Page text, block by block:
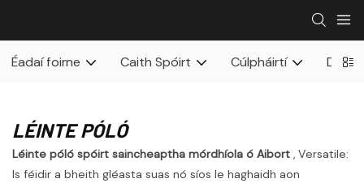
Éadaí foirne Caith Spóirt Cúlpháirtí
LÉINTE PÓLÓ
Léinte póló spóirt saincheaptha mórdhíola ó Aibort , Versatile:
Is féidir a bheith gléasta suas nó síos le haghaidh aon